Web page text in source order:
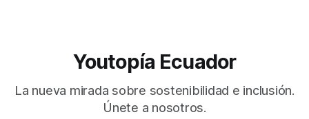
Youtopía Ecuador
La nueva mirada sobre sostenibilidad e inclusión.
Únete a nosotros.